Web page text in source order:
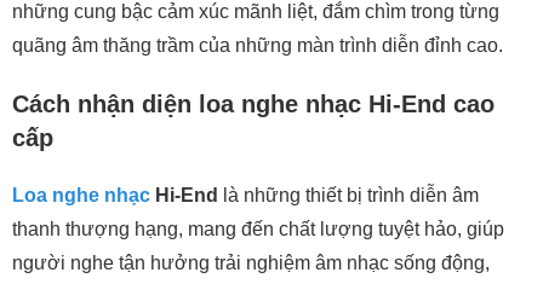
những cung bậc cảm xúc mãnh liệt, đắm chìm trong từng
quãng âm thăng trầm của những màn trình diễn đỉnh cao.
Cách nhận diện loa nghe nhạc Hi-End cao
cấp
Loa nghe nhạc Hi-End
là những thiết bị trình diễn âm
thanh thượng hạng, mang đến chất lượng tuyệt hảo, giúp
người nghe tận hưởng trải nghiệm âm nhạc sống động,